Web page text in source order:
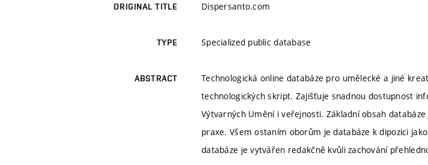
ORIGINAL TITLE Dispersanto.com
TYPE Specialized public database
ABSTRACT
Technologická online databáze pro umělecké a jiné
technologických skript. Zajišťuje snadnou dostupnost
Výtvarných Umění i veřejnosti. Základní obsah
praxe. Všem ostaním oborům je databáze k dipozici
databáze je vytvářen redakčně kvůli zachování